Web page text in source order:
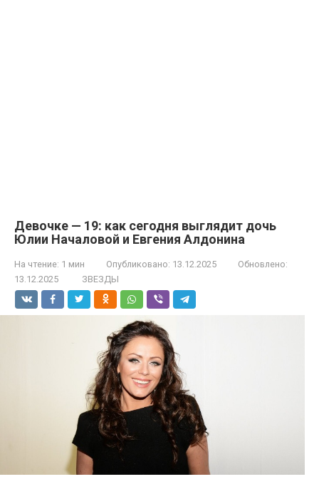
Девочке — 19: как сегодня выглядит дочь
Юлии Началовой и Евгения Алдонина
На чтение: 1 мин Опубликовано: 13.12.2025
Обновлено:
13.12.2025
ЗВЕЗДЫ